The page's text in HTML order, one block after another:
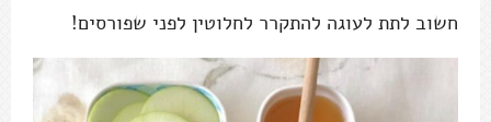
חשוב לתת לעוגה להתקרר לחלוטין לפני שפורסים!